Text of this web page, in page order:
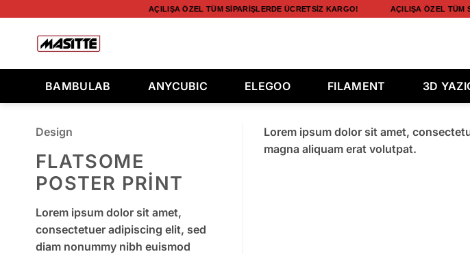
AÇILIŞA ÖZEL TÜM SIPARIŞLERDE ÜCRETSIZ KARGO! AÇILIŞA ÖZEL TÜM
BAMBULAB ANYCUBIC ELEGOO FILAMENT 3D
Design
FLATSOME
POSTER PRINT
Lorem ipsum dolor sit amet,
consectetuer adipiscing elit, sed
diam nonummy nibh euismod
Lorem ipsum dolor sit amet,
magna aliquam erat volutpat.